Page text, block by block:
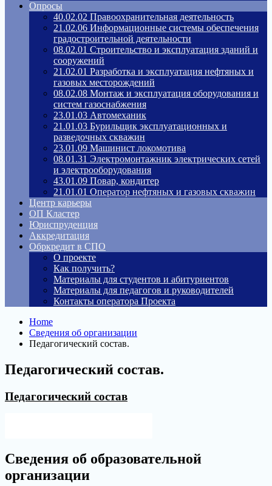
Опросы
40.02.02 Правоохранительная деятельность
21.02.06 Информационные системы обеспечения
градостроительной деятельности
08.02.01 Строительство и эксплуатация зданий и
сооружений
21.02.01 Разработка и эксплуатация нефтяных и
газовых месторождений
08.02.08 Монтаж и эксплуатация оборудования и
систем газоснабжения
23.01.03 Автомеханик
21.01.03 Бурильщик эксплуатационных и
разведочных скважин
23.01.09 Машинист локомотива
08.01.31 Электромонтажник электрических сетей
и электрооборудования
43.01.09 Повар, кондитер
21.01.01 Оператор нефтяных и газовых скважин
Центр карьеры
ОП Кластер
Юриспруденция
Аккредитация
Обркредит в СПО
О проекте
Как получить?
Материалы для студентов и абитуриентов
Материалы для педагогов и руководителей
Контакты оператора Проекта
Home
Сведения об организации
Педагогический состав.
Педагогический состав.
Педагогический состав
Сведения об образовательной
организации